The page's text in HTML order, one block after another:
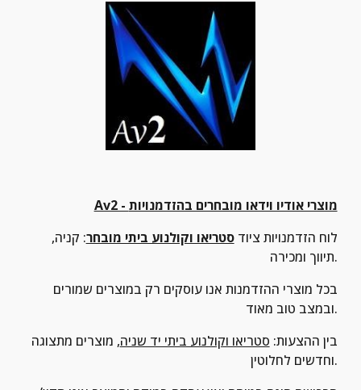
Av2 - מוצרי אודיו וידאו מובחרים בהזדמנויות
לוח הזדמנויות ציוד סטריאו וקולנוע ביתי מובחר
תיווך ומכירה.
ובמצב טוב מאוד.
בין ההצעות: סטריאו וקולנוע ביתי יד שניה
וחדשים לחלוטין.